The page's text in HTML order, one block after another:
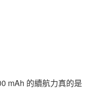
mAh 的續航力真的是